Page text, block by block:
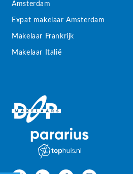
Amsterdam
Expat makelaar Amsterdam
Makelaar Frankrijk
Makelaar Italië